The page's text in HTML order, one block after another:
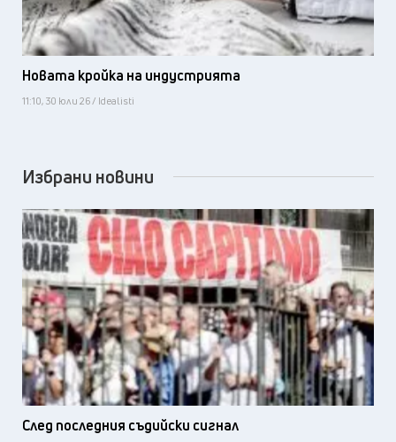
Новата кройка на индустрията
11:10, 30 юли 26 / Idealisti
Избрани новини
След последния съдийски сигнал